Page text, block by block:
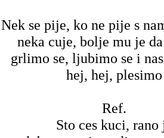
Nek se pije, ko ne pije s
neka cuje, bolje mu je
grlimo se, ljubimo se i
hej, hej, plesimo
Ref.
Sto ces kuci, rano